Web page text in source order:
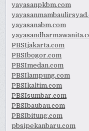
yayasanpkbm.com
yayasanabm.com
PBSIjakarta.com
PBSIbogor.com
PBSImedan.com
PBSIlampung.com
PBSIkaltim.com
PBSIsumbar.com
PBSIbaubau.com
PBSIbitung.com
pbsipekanbaru.com